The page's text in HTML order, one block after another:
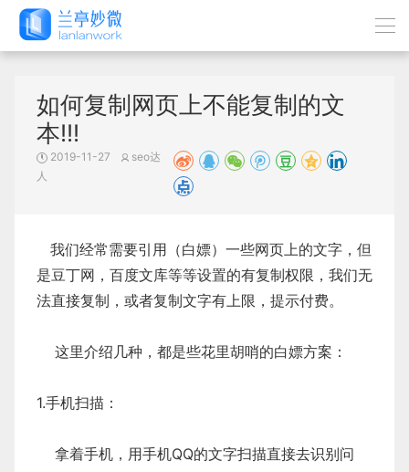
如何复制网页上不能复制的文
本!!!
2019-11-27
seo达
人
我们经常需要引用（白嫖）一些网页上的文字，但
是豆丁网，百度文库等等设置的有复制权限，我们无
法直接复制，或者复制文字有上限，提示付费。
这里介绍几种，都是些花里胡哨的白嫖方案：
1.手机扫描：
拿着手机，用手机QQ的文字扫描直接去识别问